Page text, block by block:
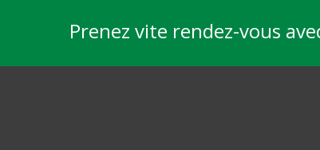
Prenez vite rendez-vous